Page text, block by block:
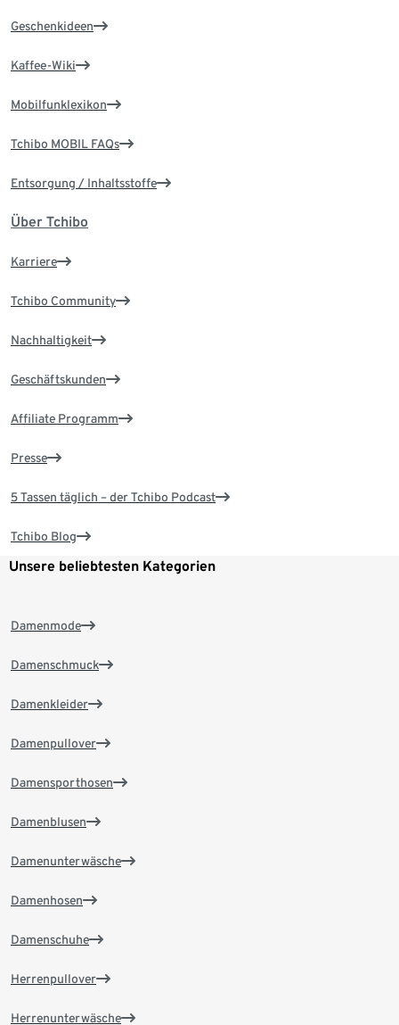
Geschenkideen
Kaffee-Wiki
Mobilfunklexikon
Tchibo MOBIL FAQs
Entsorgung / Inhaltsstoffe
Über Tchibo
Karriere
Tchibo Community
Nachhaltigkeit
Geschäftskunden
Affiliate Programm
Presse
5 Tassen täglich – der Tchibo Podcast
Tchibo Blog
Unsere beliebtesten Kategorien
Damenmode
Damenschmuck
Damenkleider
Damenpullover
Damensporthosen
Damenblusen
Damenunterwäsche
Damenhosen
Damenschuhe
Herrenpullover
Herrenunterwäsche